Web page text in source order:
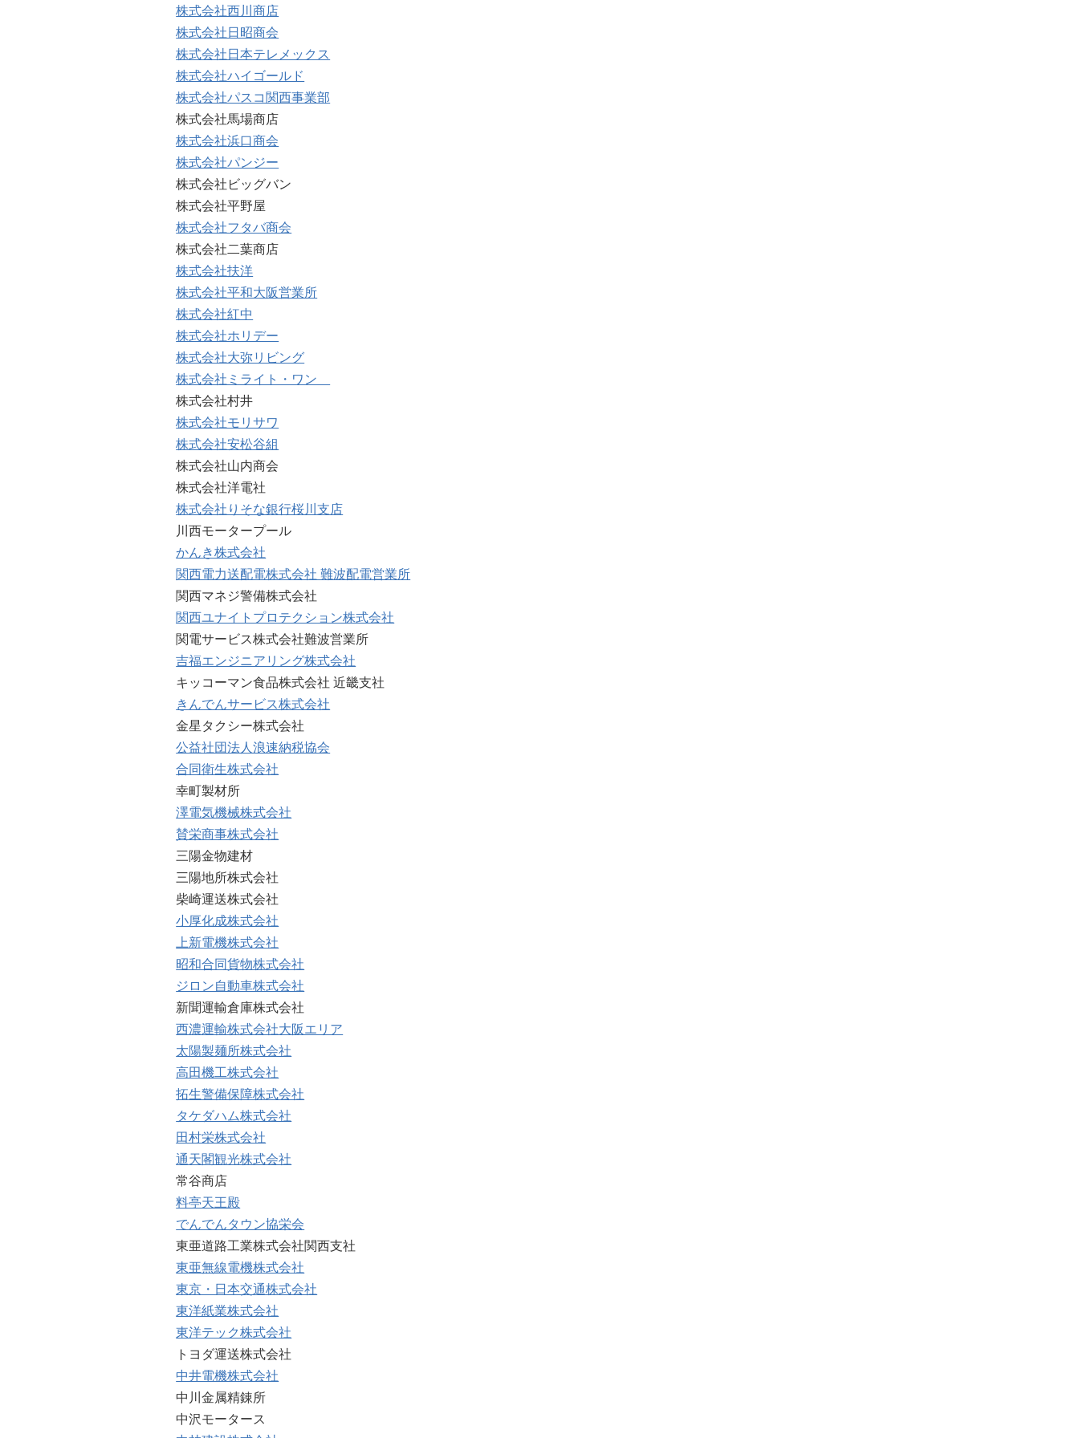
株式会社西川商店
株式会社日昭商会
株式会社日本テレメックス
株式会社ハイゴールド
株式会社パスコ関西事業部
株式会社馬場商店
株式会社浜口商会
株式会社パンジー
株式会社ビッグバン
株式会社平野屋
株式会社フタバ商会
株式会社二葉商店
株式会社扶洋
株式会社平和大阪営業所
株式会社紅中
株式会社ホリデー
株式会社大弥リビング
株式会社ミライト・ワン
株式会社村井
株式会社モリサワ
株式会社安松谷組
株式会社山内商会
株式会社洋電社
株式会社りそな銀行桜川支店
川西モータープール
かんき株式会社
関西電力送配電株式会社 難波配電営業所
関西マネジ警備株式会社
関西ユナイトプロテクション株式会社
関電サービス株式会社難波営業所
吉福エンジニアリング株式会社
キッコーマン食品株式会社 近畿支社
きんでんサービス株式会社
金星タクシー株式会社
公益社団法人浪速納税協会
合同衛生株式会社
幸町製材所
澤電気機械株式会社
賛栄商事株式会社
三陽金物建材
三陽地所株式会社
柴崎運送株式会社
小厚化成株式会社
上新電機株式会社
昭和合同貨物株式会社
ジロン自動車株式会社
新聞運輸倉庫株式会社
西濃運輸株式会社大阪エリア
太陽製麺所株式会社
高田機工株式会社
拓生警備保障株式会社
タケダハム株式会社
田村栄株式会社
通天閣観光株式会社
常谷商店
料亭天王殿
でんでんタウン協栄会
東亜道路工業株式会社関西支社
東亜無線電機株式会社
東京・日本交通株式会社
東洋紙業株式会社
東洋テック株式会社
トヨダ運送株式会社
中井電機株式会社
中川金属精錬所
中沢モータース